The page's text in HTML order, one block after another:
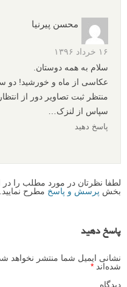
محسن پیرنیا
۱۶ خرداد ۱۳۹۶
سلام به همه دوستان.
عکاسی از ماه و خورشید! دو
منتظر ثبت تصاویر دور از
سپاس از لنزک…
پاسخ دهید
لطفا نظرتان در مورد مطلب را در
بخش پرسش و پاسخ مطرح نمایید.
پاسخ دهید
نشانی ایمیل شما منتشر نخواهد
شده‌اند *
دیدگاه